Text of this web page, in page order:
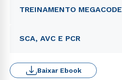
TREINAMENTO MEGACODE
SCA, AVC E PCR
Baixar Ebook